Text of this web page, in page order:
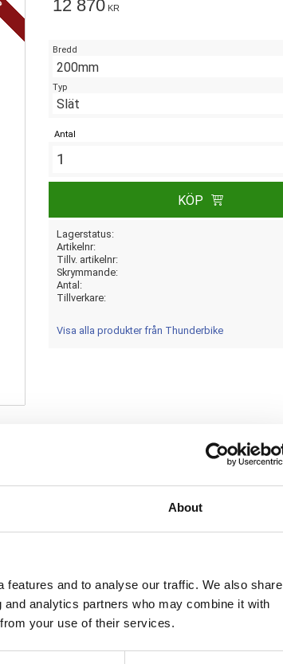
About
and to analyse our traffic. We also share
analytics partners who may combine it with
your use of their services.
12 870 KR
Bredd
Typ
Antal
KÖP
Lagerstatus
Artikelnr
Tillv. artikelnr
Skrymmande
Antal
Tillverkare
Visa alla produkter från Thunderbike
e
k